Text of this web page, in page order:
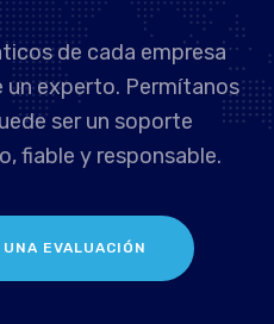
de cada empresa
un experto. Permítanos
ser un soporte
fiable y responsable.
EVALUACIÓN